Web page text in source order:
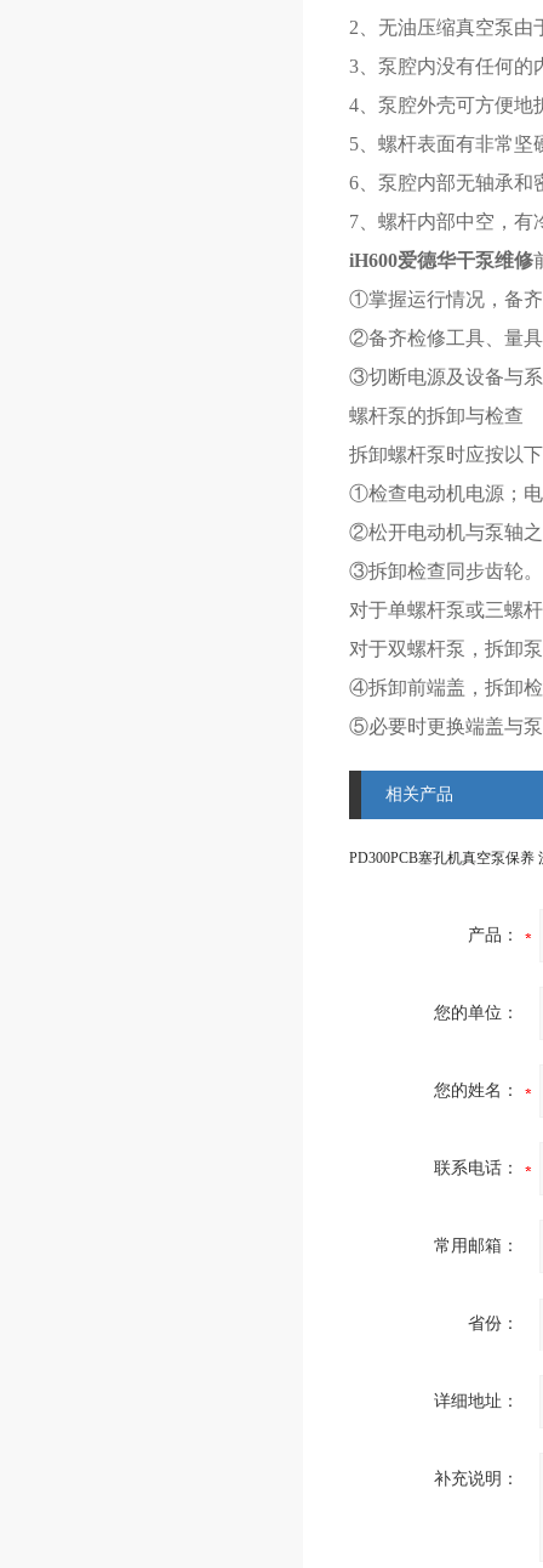
2、无油压缩真空泵由
3、泵腔内没有任何的
4、泵腔外壳可方便地
5、螺杆表面有非常坚
6、泵腔内部无轴承和
7、螺杆内部中空，有
iH600爱德华干泵维修
①掌握运行情况，备
②备齐检修工具、量
③切断电源及设备与
螺杆泵的拆卸与检查
拆卸螺杆泵时应按以
①检查电动机电源；
②松开电动机与泵轴
③拆卸检查同步齿轮。
对于单螺杆泵或三螺
对于双螺杆泵，拆卸
④拆卸前端盖，拆卸
⑤必要时更换端盖与
相关产品
产品：
您的单位：
您的姓名：
联系电话：
常用邮箱：
省份：
详细地址：
补充说明：